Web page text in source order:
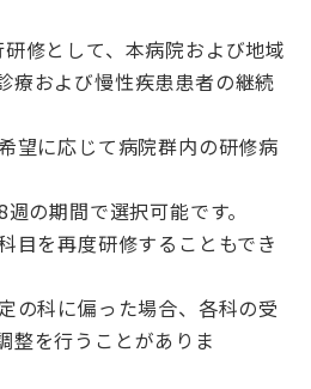
修として、本病院および地域
療および慢性疾患患者の継続
望に応じて病院群内の研修病
の期間で選択可能です。
目を再度研修することもでき
の科に偏った場合、各科の受
整を行うことがありま